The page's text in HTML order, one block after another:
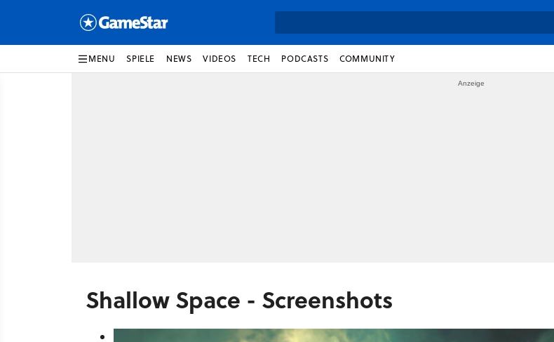
MENU SPIELE NEWS VIDEOS TECH PODCASTS COMMUNITY
Shallow Space - Screenshots